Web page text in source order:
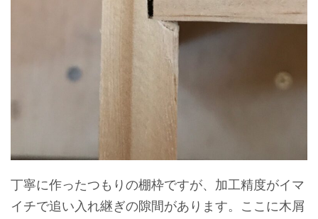
丁寧に作ったつもりの棚枠ですが、加工精度がイマ
イチで追い入れ継ぎの隙間があります。ここに木屑